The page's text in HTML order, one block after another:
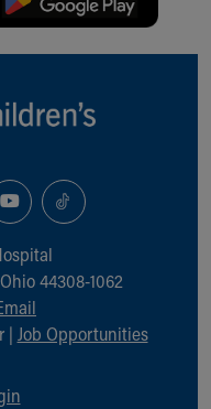
44308-1062
| Job Opportunities